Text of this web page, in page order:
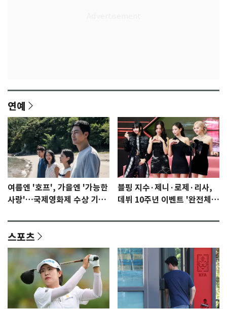
연예
여름엔 '호프', 가을엔 '가능한
사랑'…국제영화제 수상 기대
블핑 지수·제니·로제·리사,
데뷔 10주년 이벤트 '완전체'
스포츠